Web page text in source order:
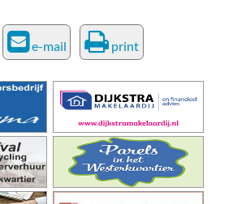
e-mail print